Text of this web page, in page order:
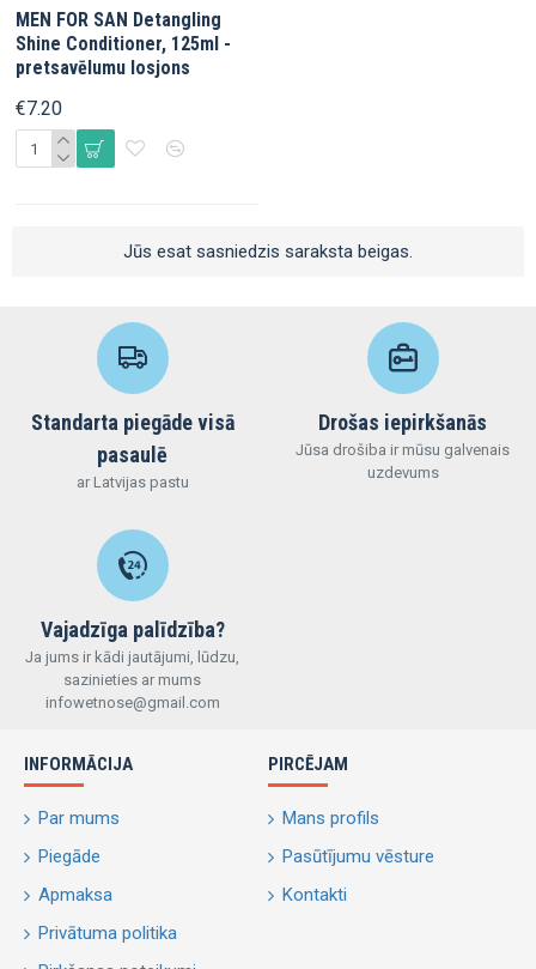
MEN FOR SAN Detangling
Shine Conditioner, 125ml -
pretsavēlumu losjons
€7.20
Jūs esat sasniedzis saraksta beigas.
Standarta piegāde visā
pasaulē
ar Latvijas pastu
Drošas iepirkšanās
Jūsa drošiba ir mūsu galvenais
uzdevums
Vajadzīga palīdzība?
Ja jums ir kādi jautājumi, lūdzu,
sazinieties ar mums
infowetnose@gmail.com
INFORMĀCIJA
Par mums
Piegāde
Apmaksa
Privātuma politika
PIRCĒJAM
Mans profils
Pasūtījumu vēsture
Kontakti